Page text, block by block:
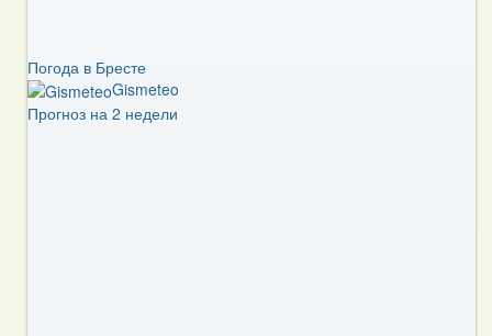
Погода в Бресте
Gismeteo
Прогноз на 2 недели